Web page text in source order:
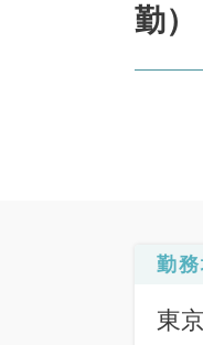
勤）
勤
東